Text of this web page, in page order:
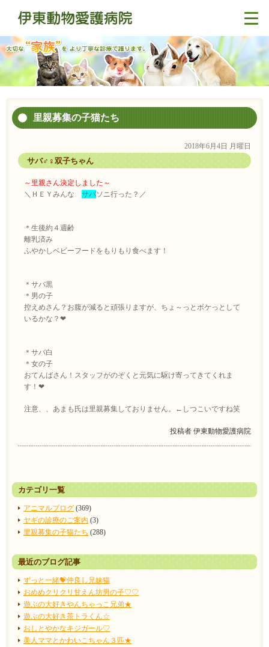
里親募集の子猫たち
2018年6月4日 月曜日
サバ♂♀双子ちゃん
～里親さん決定しました～
＼ＨＥＹみんな サバソニ行った？／
＊生後約４週齢
離乳済み
ふやかしベビーフードをもりもり食べます！
＊サバ黒
＊男の子
控えめさん？お腹が減ると頑張りますが、ちょ～っとボケっとして
いるかな？❤
＊サバ白
＊女の子
おてんばさん！スタッフがのぞくと元気に駆け寄ってきてくれま
す！❤
注意、、あまも氏は里親募集しておりません。←しつこいですね笑
投稿者 伊東動物愛護病院
カテゴリ一覧
アニマルブログ (369)
ヤギの診療のご案内 (3)
里親募集の子猫たち (288)
最近のブログ記事
ずっと一緒💝仲良し兄妹猫
おめめクリクリ甘えん坊男の子♡♡
遊ぶの大好きやんちゃっこ兄弟★
遊ぶの大好き茶トラくん☆
おしとやかなキジガール♡
美人ママとかわいこちゃん３匹★